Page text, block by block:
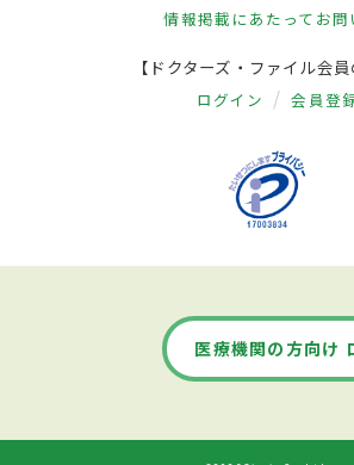
情報掲載にあたって お問
【ドクターズ・ファイル会員
ログイン 会員登
医療機関の方向け